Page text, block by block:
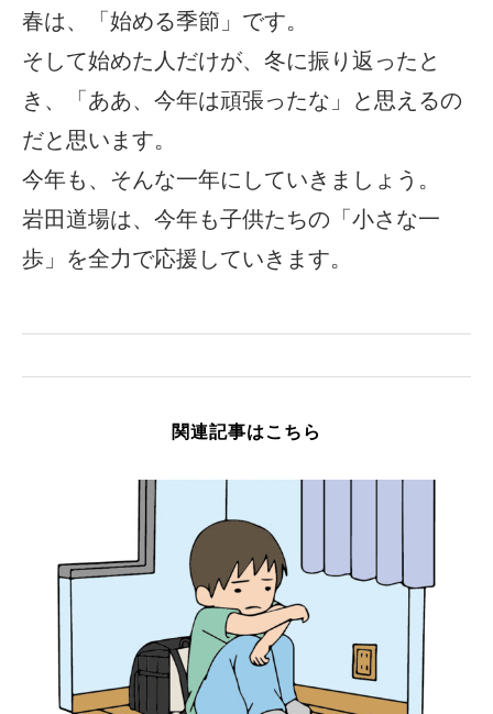
春は、「始める季節」です。
そして始めた人だけが、冬に振り返ったと
き、「ああ、今年は頑張ったな」と思えるの
だと思います。
今年も、そんな一年にしていきましょう。
岩田道場は、今年も子供たちの「小さな一
歩」を全力で応援していきます。
関連記事はこちら